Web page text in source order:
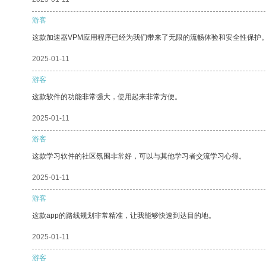
游客
这款加速器VPM应用程序已经为我们带来了无限的流畅体验和安全性保护
2025-01-11
游客
这款软件的功能非常强大，使用起来非常方便。
2025-01-11
游客
这款学习软件的社区氛围非常好，可以与其他学习者交流学习心得。
2025-01-11
游客
这款app的路线规划非常精准，让我能够快速到达目的地。
2025-01-11
游客